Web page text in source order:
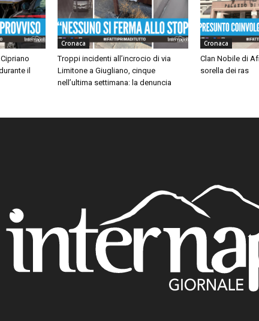
il
Cronaca
Troppi incidenti all’incrocio di via
Limitone a Giugliano, cinque
nell’ultima settimana: la denuncia
Cronaca
Clan Nobile di
sorella dei ras